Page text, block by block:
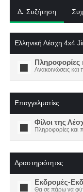
Δ. Συζήτηση
Ελληνική Λέσχη 4x4
Πληροφορίες
Ανακοινώσεις
Επαγγελματίες
Φίλοι της
Πληροφορίες και
Δραστηριότητες
Εκδρομές-
Θα σε πάρω να